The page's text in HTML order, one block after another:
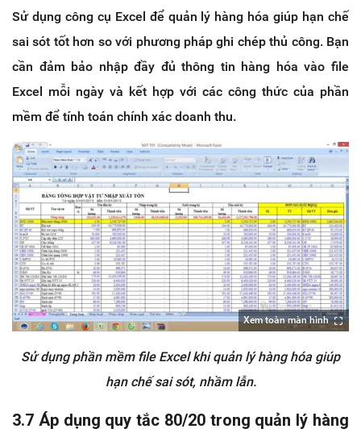
Sử dụng công cụ Excel để quản lý hàng hóa giúp hạn chế
sai sót tốt hơn so với phương pháp ghi chép thủ công. Bạn
cần đảm bảo nhập đầy đủ thông tin hàng hóa vào file
Excel mỗi ngày và kết hợp với các công thức của phần
mềm để tính toán chính xác doanh thu.
Xem toàn màn hình
Sử dụng phần mềm file Excel khi quản lý hàng hóa giúp
hạn chế sai sót, nhầm lẫn.
3.7 Áp dụng quy tắc 80/20 trong quản lý hàng